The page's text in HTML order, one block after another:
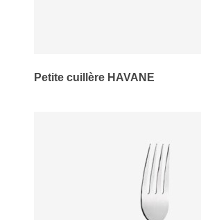
Petite cuillère HAVANE